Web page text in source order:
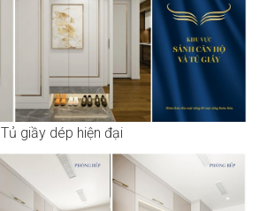
Tủ giầy dép hiện đại